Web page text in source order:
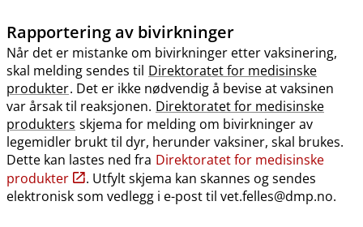
Rapportering av bivirkninger
Når det er mistanke om bivirkninger etter vaksinering,
skal melding sendes til Direktoratet for medisinske
produkter. Det er ikke nødvendig å bevise at vaksinen
var årsak til reaksjonen. Direktoratet for medisinske
produkters skjema for melding om bivirkninger av
legemidler brukt til dyr, herunder vaksiner, skal brukes.
Dette kan lastes ned fra Direktoratet for medisinske
produkter
. Utfylt skjema kan skannes og sendes
elektronisk som vedlegg i e-post til vet.felles@dmp.no.